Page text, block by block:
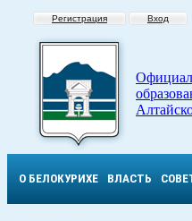
Регистрация Вход
О БЕЛОКУРИХЕ ВЛАСТЬ